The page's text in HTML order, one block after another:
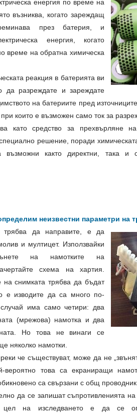
енергия по време на
възниква, когато зареждащ
през батерия, и
енергия, когато
време на обратна химическа
реакция в батерията ви
да разреждате и зареждате
на батериите пред
които е възможен само ток за
като средство за прехвърляне
решение, поради
възможни както директни, така и
неизвестни параметри на
трябва да направите, е да
и мултицет. Използвайки
на намотките на
схема на хартия.
на снимката трябва да бъдат
е изводите да са много по-
има само четири: два
(мрежова) намотка и два
Но това не винаги се
няколко намотки.
че съществуват, може да не
вероятно това са екраниращи
са свързани с общ
да се запишат съпротивленията
цел на изследването е да се